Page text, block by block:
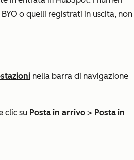
o quelli registrati in uscita, non
nella barra di navigazione
clic su Posta in arrivo > Posta in